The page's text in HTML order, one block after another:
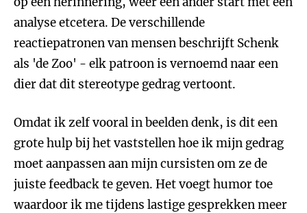
analyse etcetera. De verschillende
reactiepatronen van mensen beschrijft Schenk
als 'de Zoo' - elk patroon is vernoemd naar een
dier dat dit stereotype gedrag vertoont.
Omdat ik zelf vooral in beelden denk, is dit een
grote hulp bij het vaststellen hoe ik mijn gedrag
moet aanpassen aan mijn cursisten om ze de
juiste feedback te geven. Het voegt humor toe
waardoor ik me tijdens lastige gesprekken meer